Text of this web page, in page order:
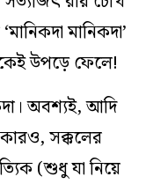
মানিকদা’
উপড়ে ফেলে!
অবশ্যই, আদি
সক্কলের
(শুধু যা নিয়ে